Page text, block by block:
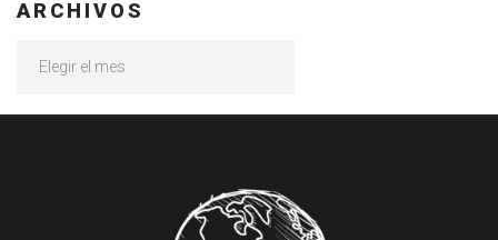
ARCHIVOS